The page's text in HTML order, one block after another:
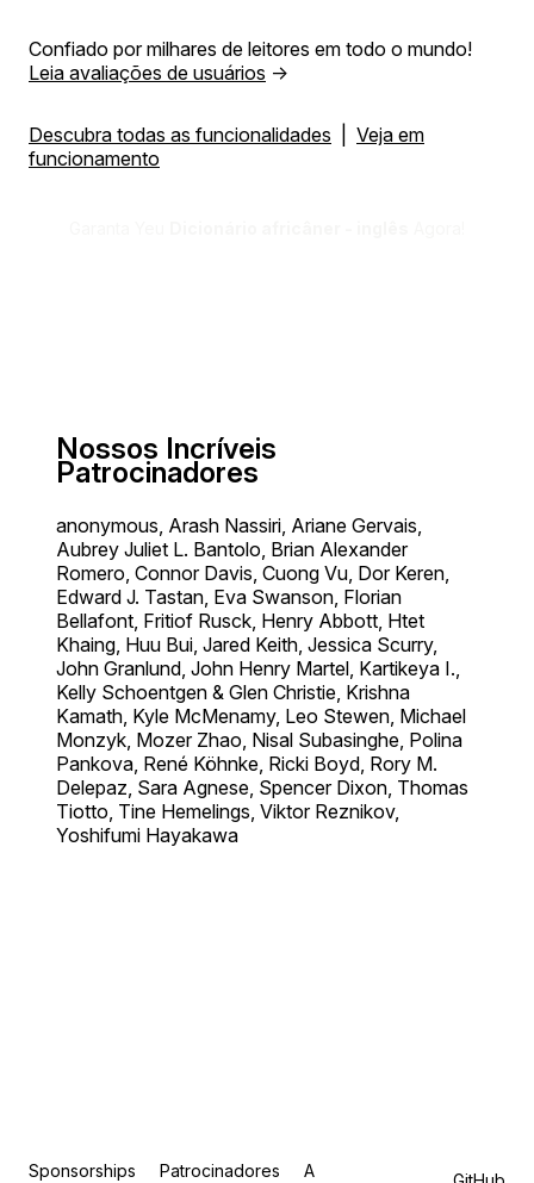
Confiado por milhares de leitores em todo o mundo!
Leia avaliações de usuários →
Descubra todas as funcionalidades
Veja em
funcionamento
Nossos Incríveis
Patrocinadores
anonymous, Arash Nassiri, Ariane Gervais,
Aubrey Juliet L. Bantolo, Brian Alexander
Romero, Connor Davis, Cuong Vu, Dor Keren,
Edward J. Tastan, Eva Swanson, Florian
Bellafont, Fritiof Rusck, Henry Abbott, Htet
Khaing, Huu Bui, Jared Keith, Jessica Scurry,
John Granlund, John Henry Martel, Kartikeya I.,
Kelly Schoentgen & Glen Christie, Krishna
Kamath, Kyle McMenamy, Leo Stewen, Michael
Monzyk, Mozer Zhao, Nisal Subasinghe, Polina
Pankova, René Köhnke, Ricki Boyd, Rory M.
Delepaz, Sara Agnese, Spencer Dixon, Thomas
Tiotto, Tine Hemelings, Viktor Reznikov,
Yoshifumi Hayakawa
Sponsorships Patrocinadores
A